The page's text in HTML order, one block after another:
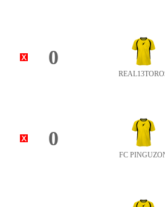
0
0
FC